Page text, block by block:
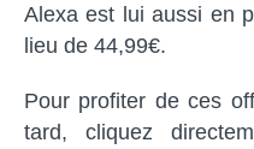
Alexa est lui aussi en
lieu de 44,99€.
Pour profiter de ces
tard, cliquez